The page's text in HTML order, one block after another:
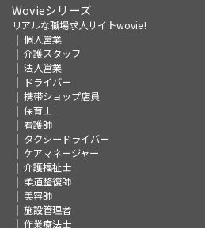
Wovieシリーズ
リアルな職場求人サイトwovie!
個人営業
介護スタッフ
法人営業
ドライバー
携帯ショップ店員
保育士
看護師
タクシードライバー
ケアマネージャー
介護福祉士
柔道整復師
美容師
施設管理者
作業療法士